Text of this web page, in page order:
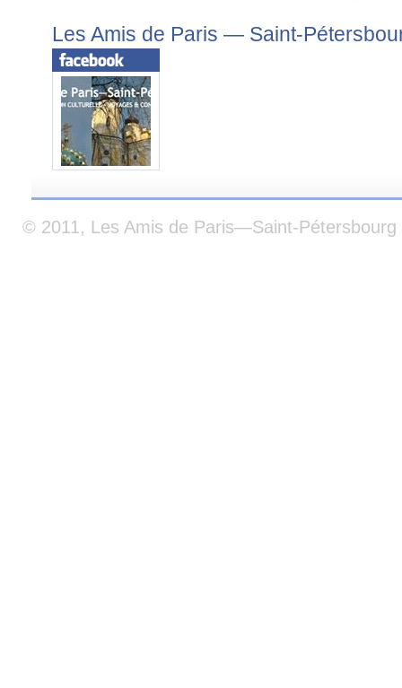
Les Amis de Paris — Saint-
© 2011, Les Amis de Paris—Saint-Pétersbourg